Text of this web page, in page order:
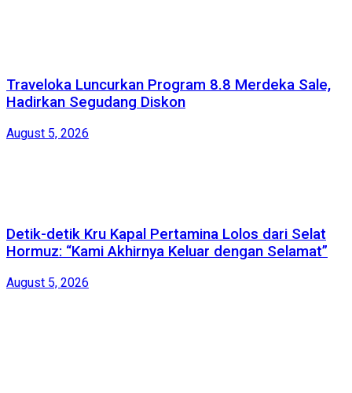
Traveloka Luncurkan Program 8.8 Merdeka Sale,
Hadirkan Segudang Diskon
August 5, 2026
Detik-detik Kru Kapal Pertamina Lolos dari Selat
Hormuz: “Kami Akhirnya Keluar dengan Selamat”
August 5, 2026